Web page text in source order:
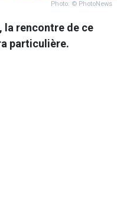
Photo: © PhotoNews
la rencontre de ce
particulière.